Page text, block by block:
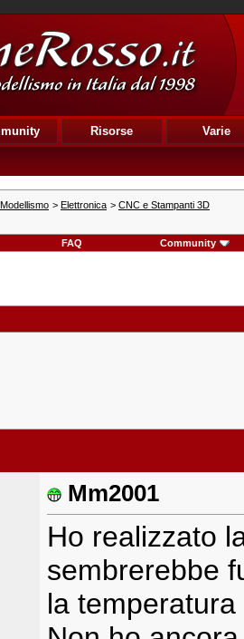
Risorse Varie
> Elettronica > CNC e Stampanti 3D
FAQ Community
Mm2001
Ho realizzato
sembrerebbe
la